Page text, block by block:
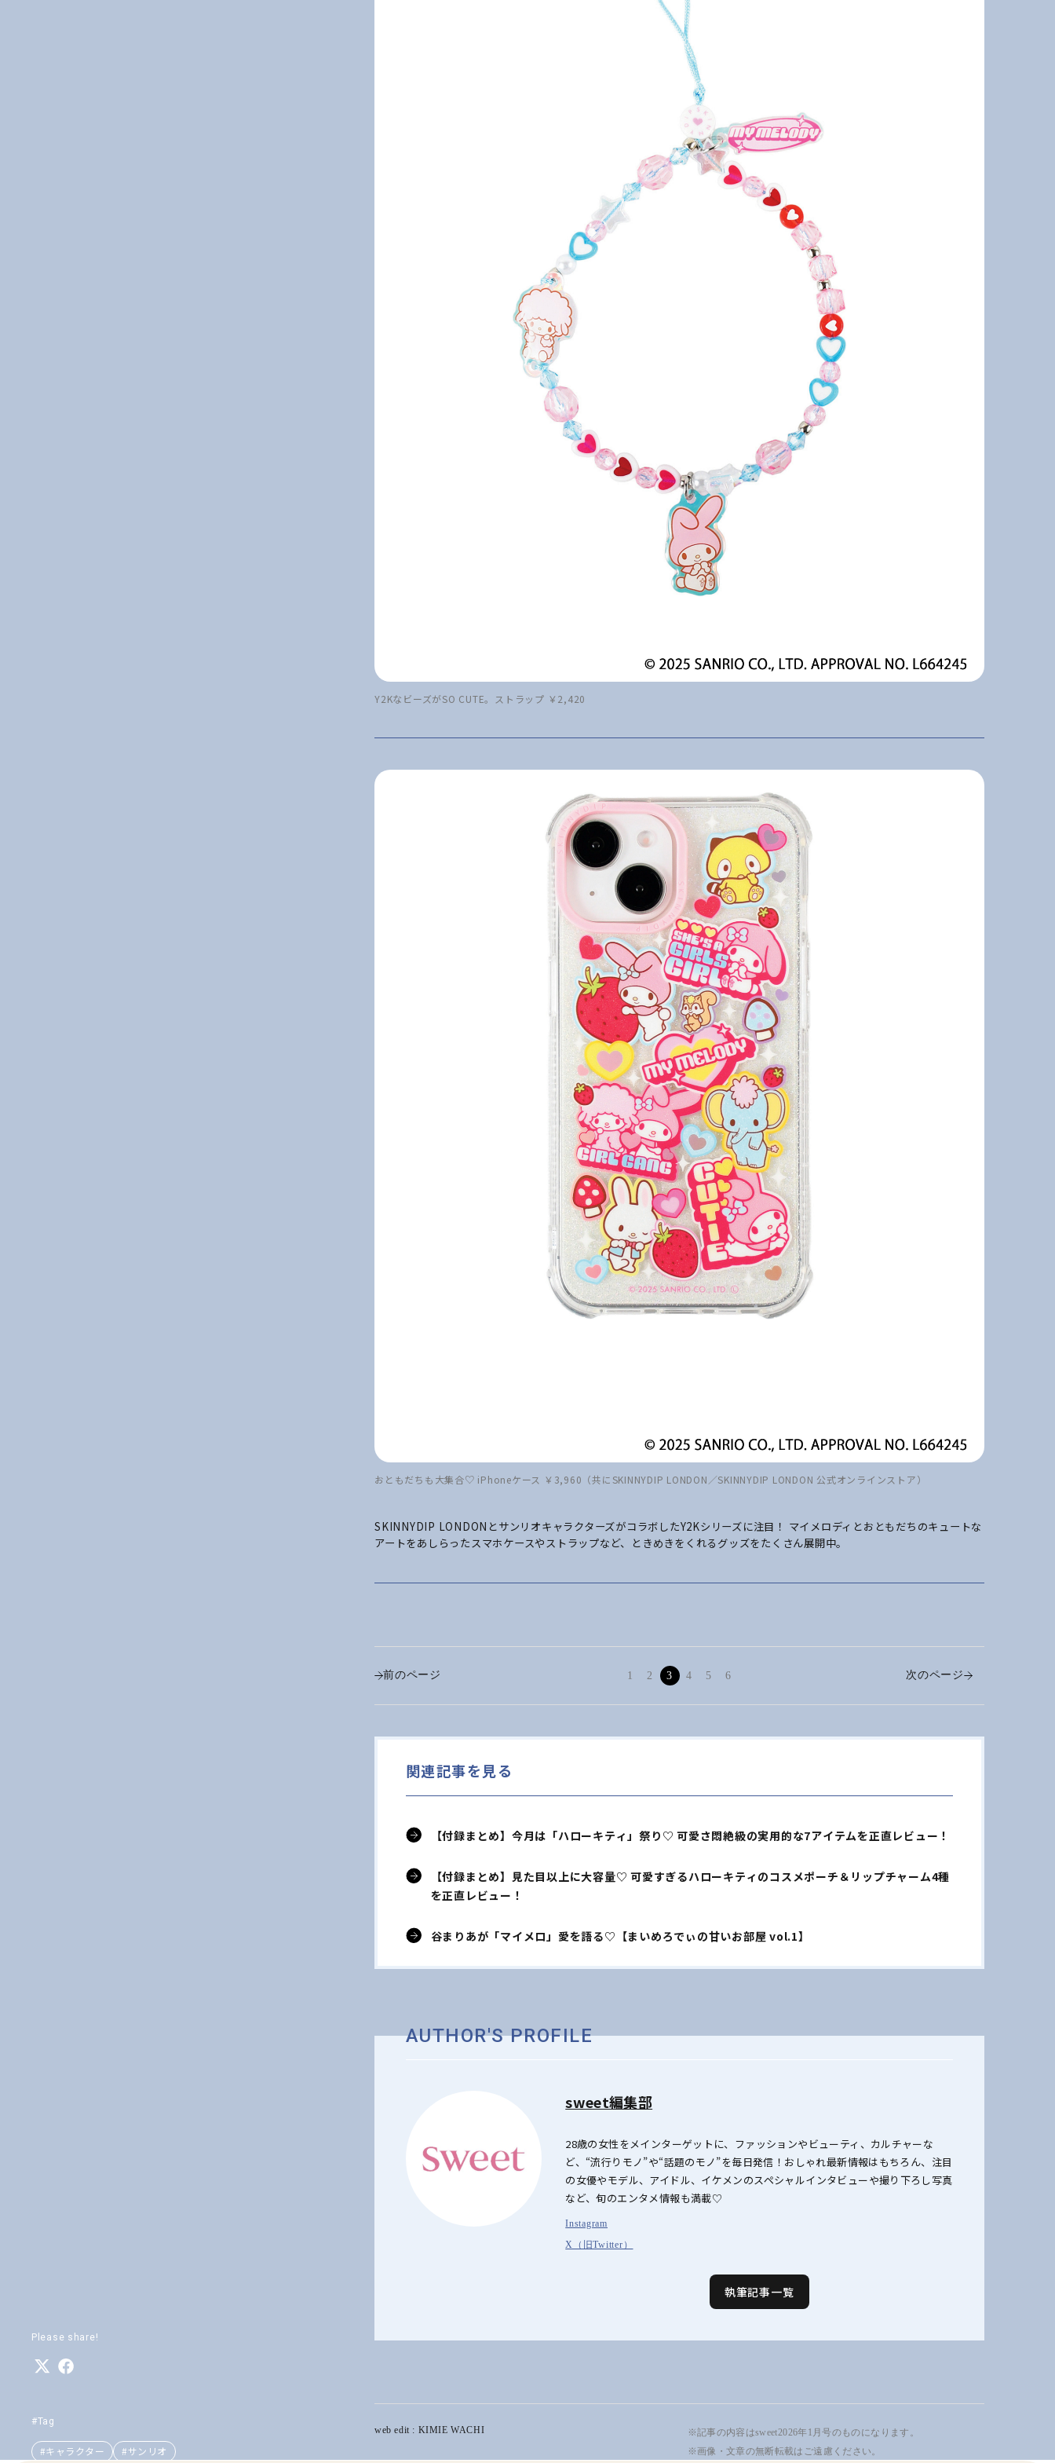
Please share!
#Tag
#キャラクター #サンリオ
Y2KなビーズがSO CUTE。ストラップ ￥2,420
おともだちも大集合♡ iPhoneケース ￥3,960（共にSKINNYDIP LONDON／SKINNYDIP LONDON 公式オンラインストア）
SKINNYDIP LONDONとサンリオキャラクターズがコラボしたY2Kシリーズに注目！ マイメロディとおともだちのキュートな
アートをあしらったスマホケースやストラップなど、ときめきをくれるグッズをたくさん展開中。
前のページ 1 2 3 4 5 6 次のページ
関連記事を見る
【付録まとめ】今月は「ハローキティ」祭り♡ 可愛さ悶絶級の実用的な7アイテムを正直レビュー！
【付録まとめ】見た目以上に大容量♡ 可愛すぎるハローキティのコスメポーチ＆リップチャーム4種
を正直レビュー！
谷まりあが「マイメロ」愛を語る♡【まいめろでぃの甘いお部屋 vol.1】
AUTHOR'S PROFILE
sweet編集部
28歳の女性をメインターゲットに、ファッションやビューティ、カルチャーな
ど、“流行りモノ”や“話題のモノ”を毎日発信！おしゃれ最新情報はもちろん、注目
の女優やモデル、アイドル、イケメンのスペシャルインタビューや撮り下ろし写真
など、旬のエンタメ情報も満載♡
Instagram
X（旧Twitter）
執筆記事一覧
web edit : KIMIE WACHI
※記事の内容はsweet2026年1月号のものになります。
※画像・文章の無断転載はご遠慮ください。